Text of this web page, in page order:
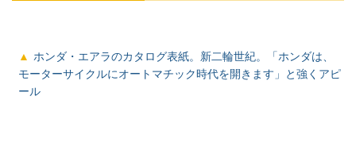
ホンダ・エアラのカタログ表紙。新二輪世紀。「ホンダは、
モーターサイクルにオートマチック時代を開きます」と強くアピ
ール